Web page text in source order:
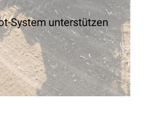
System unterstützen